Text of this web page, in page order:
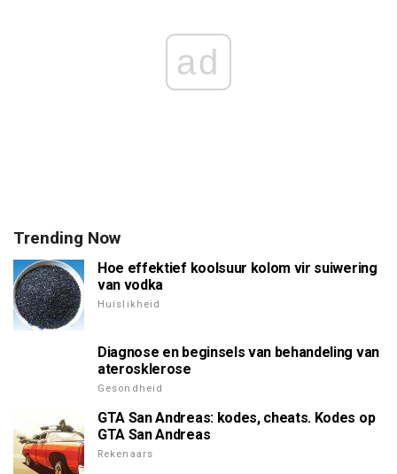
ad
Trending Now
Hoe effektief koolsuur kolom vir suiwering
van vodka
Huislikheid
Diagnose en beginsels van behandeling van
aterosklerose
Gesondheid
GTA San Andreas: kodes, cheats. Kodes op
GTA San Andreas
Rekenaars